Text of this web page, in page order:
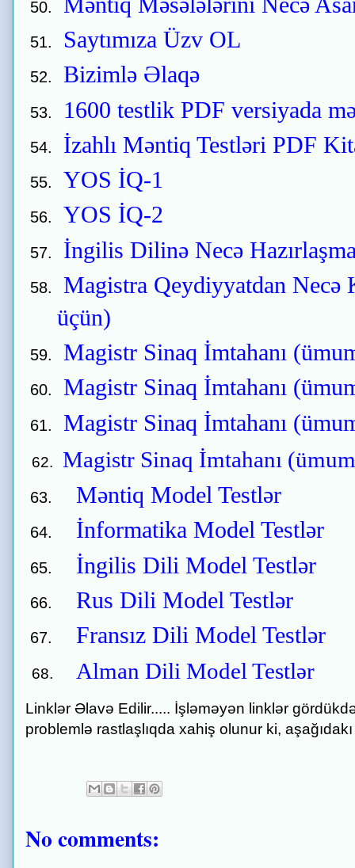
Saytımıza Üzv OL
Bizimlə Əlaqə
1600 testlik PDF versiyada
İzahlı Məntiq Testləri PDF
YOS İQ-1
YOS İQ-2
İngilis Dilinə Necə
Magistra Qeydiyyatdan Necə
üçün)
Magistr Sinaq İmtahanı
Magistr Sinaq İmtahanı
Magistr Sinaq İmtahanı
Magistr Sinaq İmtahanı
Məntiq Model Testlər
İnformatika Model Testlər
İngilis Dili Model Testlər
Rus Dili Model Testlər
Fransız Dili Model Testlər
Alman Dili Model Testlər
Linklər Əlavə Edilir..... İşləməyən linklər
problemlə rastlaşlıqda xahiş olunur ki,
No comments: